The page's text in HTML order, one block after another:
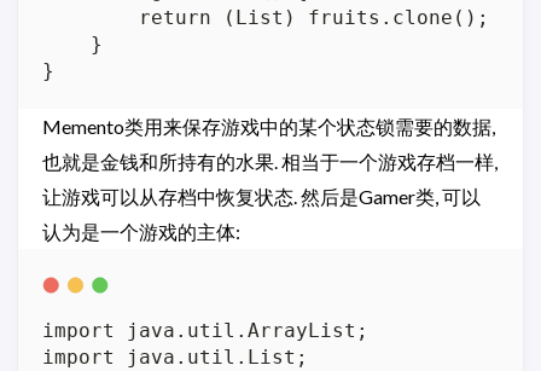
        return (List) fruits.clone();
    }
Memento类用来保存游戏中的某个状态锁需要的数据,
也就是金钱和所持有的水果. 相当于一个游戏存档一样,
让游戏可以从存档中恢复状态. 然后是Gamer类, 可以
认为是一个游戏的主体:
import java.util.ArrayList;
import java.util.List;